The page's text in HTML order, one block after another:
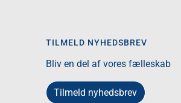
TILMELD NYHEDSBREV
Bliv en del af vores fælleskab
Tilmeld nyhedsbrev